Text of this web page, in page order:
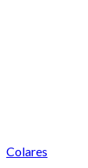
Colares